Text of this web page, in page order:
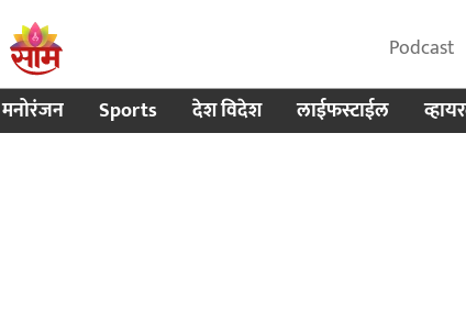
Podcast
मनोरंजन Sports देश विदेश लाईफस्टाईल